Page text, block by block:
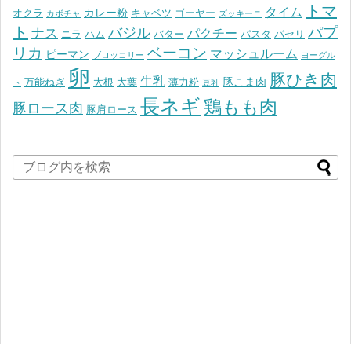
オクラ カボチャ カレー粉 キャベツ ゴーヤー ズッキーニ タイム
トマ
ト ナス ニラ ハム バジル バター パクチー パスタ パセリ パプ
リカ ピーマン ブロッコリー ベーコン マッシュルーム ヨーグル
ト 万能ねぎ 卵 大根 大葉 牛乳 薄力粉 豆乳 豚こま肉 豚ひき肉
豚ロース肉 豚肩ロース 長ネギ鶏もも肉